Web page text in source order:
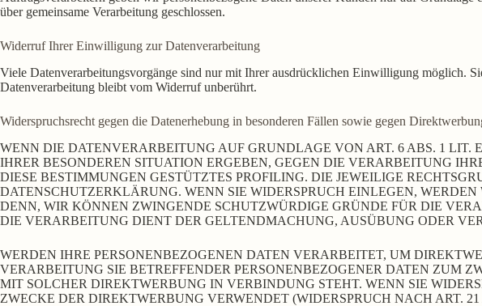
über gemeinsame Verarbeitung geschlossen.
Widerruf Ihrer Einwilligung zur Datenverarbeitung
Viele Datenverarbeitungsvorgänge sind nur mit Ihrer ausdrücklichen Einwilligung möglich.
Datenverarbeitung bleibt vom Widerruf unberührt.
Widerspruchsrecht gegen die Datenerhebung in besonderen Fällen sowie gegen
WENN DIE DATENVERARBEITUNG AUF GRUNDLAGE VON ART. 6 ABS. 1 LIT.
IHRER BESONDEREN SITUATION ERGEBEN, GEGEN DIE VERARBEITUNG
DIESE BESTIMMUNGEN GESTÜTZTES PROFILING. DIE JEWEILIGE
DATENSCHUTZERKLÄRUNG. WENN SIE WIDERSPRUCH EINLEGEN,
DENN, WIR KÖNNEN ZWINGENDE SCHUTZWÜRDIGE GRÜNDE FÜR DIE
DIE VERARBEITUNG DIENT DER GELTENDMACHUNG, AUSÜBUNG ODER
WERDEN IHRE PERSONENBEZOGENEN DATEN VERARBEITET, UM
VERARBEITUNG SIE BETREFFENDER PERSONENBEZOGENER DATEN ZUM
MIT SOLCHER DIREKTWERBUNG IN VERBINDUNG STEHT. WENN SIE
ZWECKE DER DIREKTWERBUNG VERWENDET (WIDERSPRUCH NACH ART. 21